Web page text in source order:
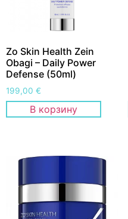
Zo Skin Health Zein
Obagi – Daily Power
Defense (50ml)
199,00 €
В корзину